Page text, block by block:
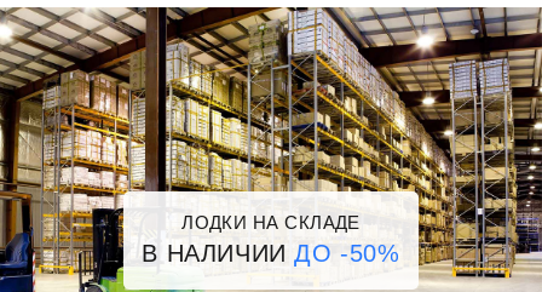
ЛОДКИ НА СКЛАДЕ
В НАЛИЧИИДО -50%